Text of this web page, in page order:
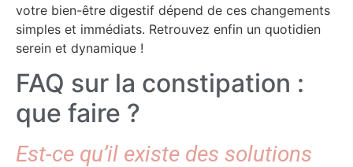
votre bien-être digestif dépend de ces changements
simples et immédiats. Retrouvez enfin un quotidien
serein et dynamique !
FAQ sur la constipation :
que faire ?
Est-ce qu’il existe des solutions